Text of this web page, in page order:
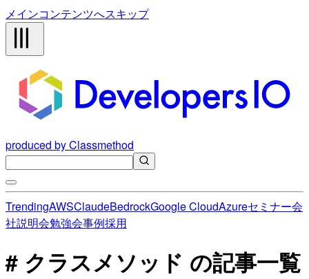
メインコンテンツへスキップ
produced by Classmethod
TrendingAWSClaudeBedrockGoogle CloudAzureセミナー会
社説明会勉強会事例採用
# クラスメソッド の記事一覧